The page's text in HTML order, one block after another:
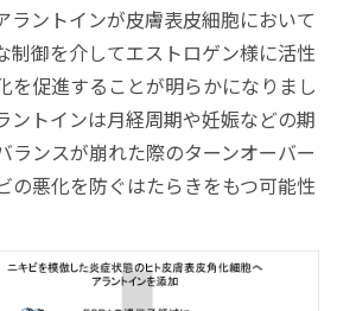
ラントインが皮膚表皮細胞において
制御を介してエストロゲン様に活性
を促進することが明らかになりまし
ントインは月経周期や妊娠などの期
ランスが崩れた際のターンオーバー
の悪化を防ぐはたらきをもつ可能性